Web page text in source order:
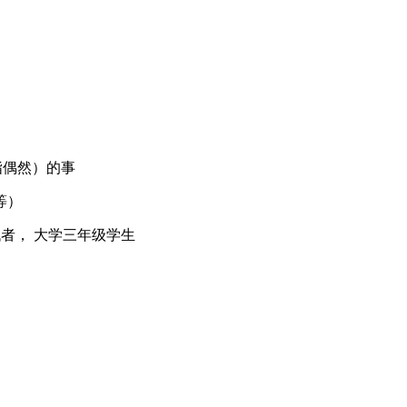
然）的事
， 大学三年级学生